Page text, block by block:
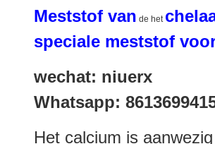
Meststof van de het
speciale meststof
wechat: niuerx
Whatsapp:
Het calcium is